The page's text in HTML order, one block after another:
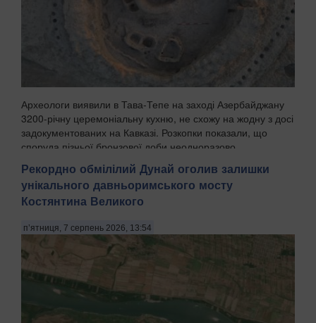
Археологи виявили в Тава-Тепе на заході Азербайджану
3200-річну церемоніальну кухню, не схожу на жодну з досі
задокументованих на Кавказі. Розкопки показали, що
споруда пізньої бронзової доби неодноразово
Рекордно обмілілий Дунай оголив залишки
унікального давньоримського мосту
Костянтина Великого
п’ятниця, 7 серпень 2026, 13:54